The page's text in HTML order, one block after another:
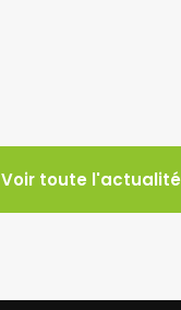
Voir toute l'actualité